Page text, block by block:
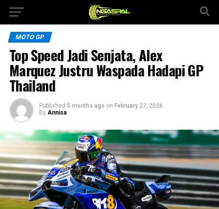
MOTO GP
Top Speed Jadi Senjata, Alex
Marquez Justru Waspada Hadapi GP
Thailand
Published 5 months ago on February 27, 2026
By Annisa